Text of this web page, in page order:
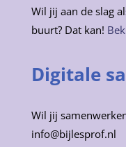
Wil jij aan de slag
buurt? Dat kan!
Digitale
Wil jij
info@bijlesprof.nl